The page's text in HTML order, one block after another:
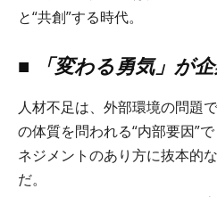
と“共創”する時代。
■ 「変わる勇気」が
人材不足は、外部環境の問題
の体質を問われる“内部要因”
ネジメントのあり方に抜本的
だ。